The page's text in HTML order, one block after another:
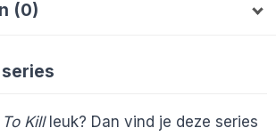
(0)
Killleuk? Dan vind je deze series